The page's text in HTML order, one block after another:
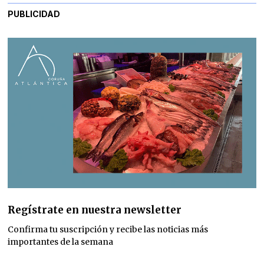
PUBLICIDAD
Regístrate en nuestra newsletter
Confirma tu suscripción y recibe las noticias más
importantes de la semana